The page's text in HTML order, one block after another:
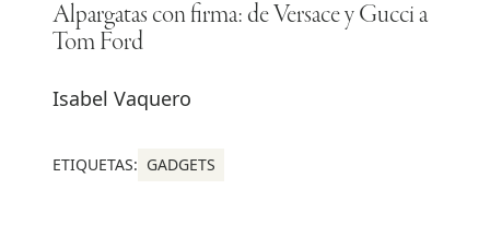
Alpargatas con firma: de Versace y Gucci a
Tom Ford
Isabel Vaquero
ETIQUETAS: GADGETS